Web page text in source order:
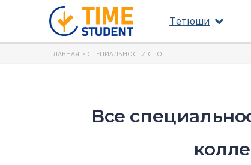
Тетюши
ГЛАВНАЯ > СПЕЦИАЛЬНОСТИ СПО
Все